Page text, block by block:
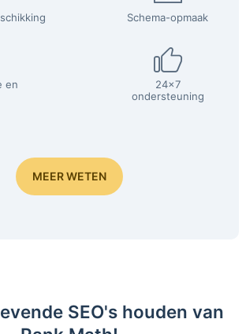
Schema-opmaak
en
24x7
ondersteuning
MEER WETEN
SEO's houden van